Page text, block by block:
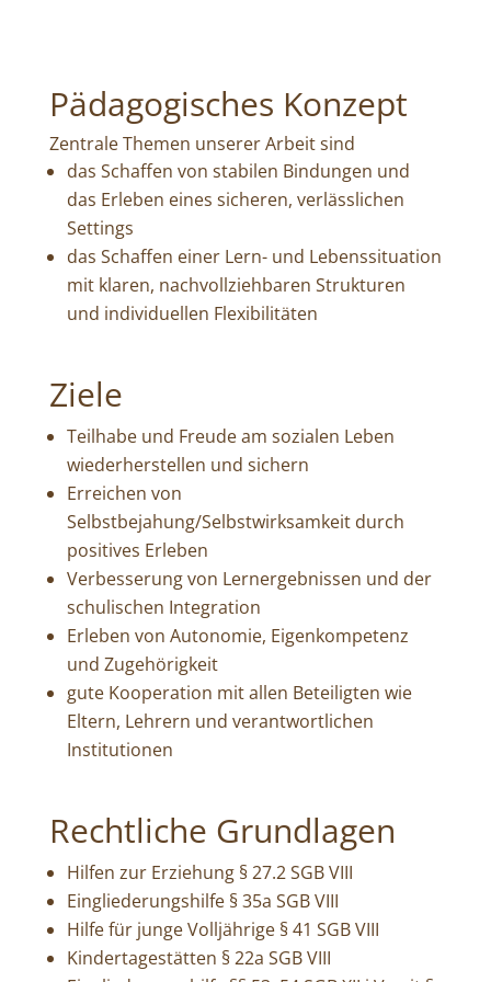
Pädagogisches Konzept
Zentrale Themen unserer Arbeit sind
das Schaffen von stabilen Bindungen und
das Erleben eines sicheren, verlässlichen
Settings
das Schaffen einer Lern- und Lebenssituation
mit klaren, nachvollziehbaren Strukturen
und individuellen Flexibilitäten
Ziele
Teilhabe und Freude am sozialen Leben
wiederherstellen und sichern
Erreichen von
Selbstbejahung/Selbstwirksamkeit durch
positives Erleben
Verbesserung von Lernergebnissen und der
schulischen Integration
Erleben von Autonomie, Eigenkompetenz
und Zugehörigkeit
gute Kooperation mit allen Beteiligten wie
Eltern, Lehrern und verantwortlichen
Institutionen
Rechtliche Grundlagen
Hilfen zur Erziehung § 27.2 SGB VIII
Eingliederungshilfe § 35a SGB VIII
Hilfe für junge Volljährige § 41 SGB VIII
Kindertagestätten § 22a SGB VIII